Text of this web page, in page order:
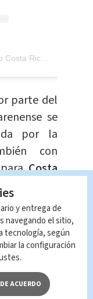
A post shared by Comité Olimpico Costa Rica (@comiteolimpicocr)
parte del
se
por la
con
paraCosta
.
y entrega de
navegando el sitio,
tecnología, según
la configuración
ACUERDO